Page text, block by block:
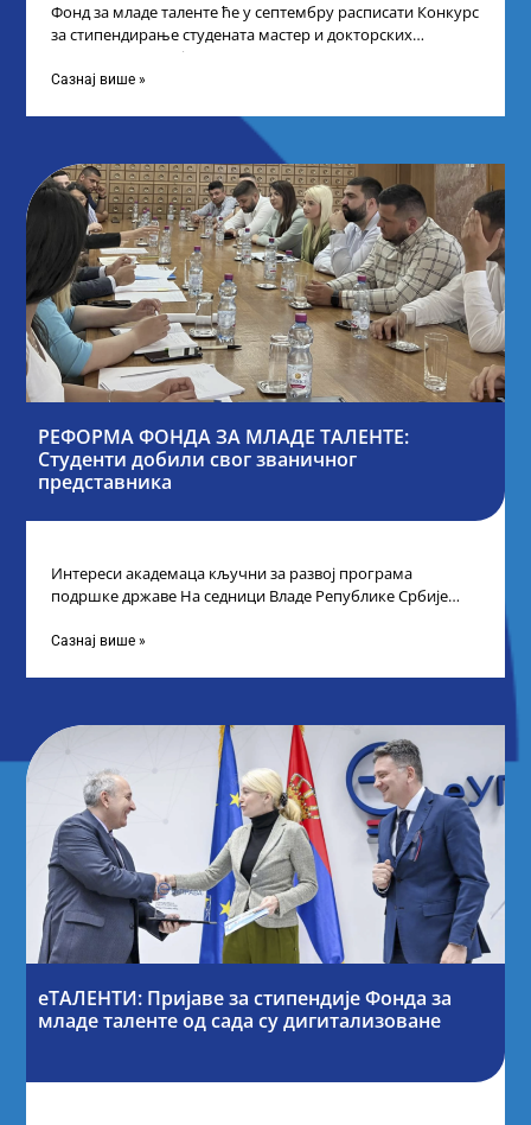
Фонд за младе таленте ће у септембру расписати Конкурс
за стипендирање студената мастер и докторских
академских студија у иностранству, на
Сазнај више »
РЕФОРМА ФОНДА ЗА МЛАДЕ ТАЛЕНТЕ:
Студенти добили свог званичног
представника
Интереси академаца кључни за развој програма
подршке државе На седници Владе Републике Србије
Сазнај више »
еТАЛЕНТИ: Пријаве за стипендије Фонда за
младе таленте од сада су дигитализоване